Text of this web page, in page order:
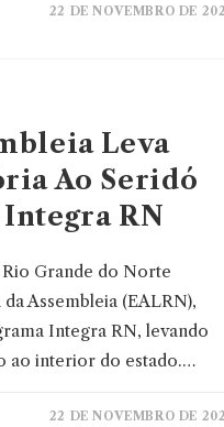
22 DE NOVEMBRO DE
Leva
Ao Seridó
RN
Grande do Norte
Assembleia (EALRN),
Integra RN, levando
ao interior do estado.…
22 DE NOVEMBRO DE